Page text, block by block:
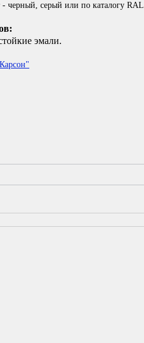
- черный, серый или по каталогу RAL
эмали.